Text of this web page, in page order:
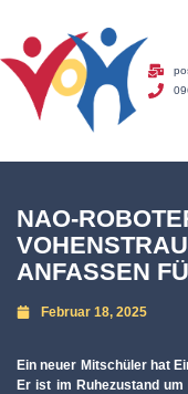
NAO-
NFASSEN
Februar 18, 2025
Ein neuer Mitschüler hat
Er ist im Ruhezustand